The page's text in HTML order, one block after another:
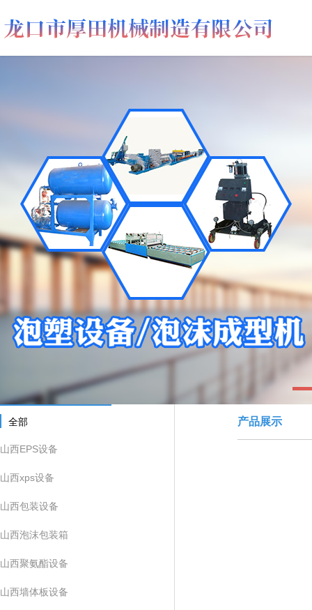
全部
山西EPS设备
山西xps设备
山西包装设备
山西泡沫包装箱
山西聚氨酯设备
山西墙体板设备
产品展示